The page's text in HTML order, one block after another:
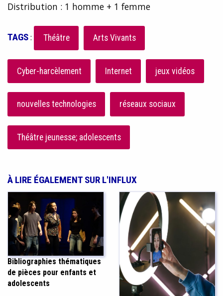
Distribution : 1 homme + 1 femme
TAGS: Théâtre Arts Vivants
Cyber-harcèlement Internet jeux vidéos
nouvelles technologies réseaux sociaux
Théâtre jeunesse; adolescents
À LIRE ÉGALEMENT SUR L'INFLUX
Bibliographies thématiques
de pièces pour enfants et
adolescents